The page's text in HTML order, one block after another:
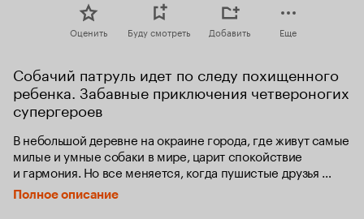
Оценить Буду смотреть Добавить Еще
Собачий патруль идет по следу похищенного
ребенка. Забавные приключения четвероногих
супергероев
В небольшой деревне на окраине города, где живут самые
милые и умные собаки в мире, царит спокойствие
и гармония. Но все меняется, когда пушистые друзья
случайно натыкаются на группу таинственных злодеев,
которые что-то замышляют. Не задумываясь,
Полное описание